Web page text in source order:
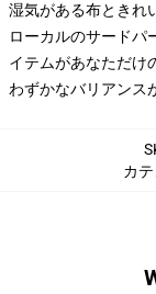
湿気がある布ときれ
ローカルのサードパ
イテムがあなただけ
わずかなバリアンス
カ